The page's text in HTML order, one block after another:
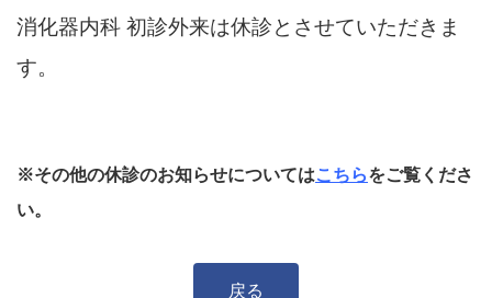
消化器内科 初診外来は休診とさせていただきま
す。
※その他の休診のお知らせについてはこちらをご覧くださ
い。
戻る